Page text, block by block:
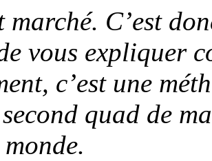
marché. C’est
vous expliquer
c’est une
quad de